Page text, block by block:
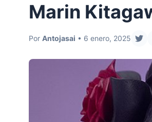
Marin
Por Antojasai • 6 enero, 2025